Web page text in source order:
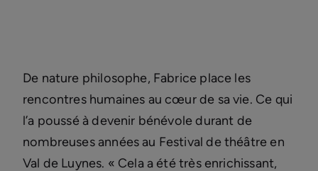
De nature philosophe, Fabrice place les
rencontres humaines au cœur de sa vie. Ce qui
l’a poussé à devenir bénévole durant de
nombreuses années au Festival de théâtre en
Val de Luynes. « Cela a été très enrichissant,